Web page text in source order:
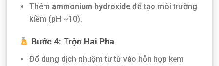
Thêm ammonium hydroxide để tạo môi trường
kiềm (pH ~10).
Bước 4: Trộn Hai Pha
Đổ dung dịch nhuộm từ từ vào hỗn hợp kem